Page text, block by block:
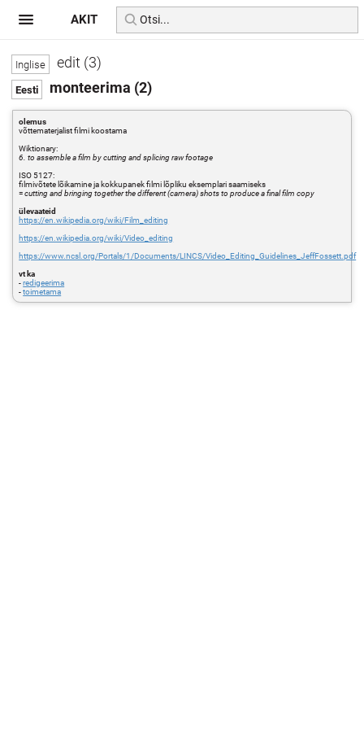
edit (3)
monteerima (2)
olemus
võttematerjalist filmi koostama
Wiktionary:
6. to assemble a film by cutting and splicing raw footage
ISO 5127:
filmivõtete lõikamine ja kokkupanek filmi lõpliku eksemplari saamiseks
=cutting and bringing together the different (camera) shots to produce a final film copy
ülevaateid
https://en.wikipedia.org/wiki/Film_editing
https://en.wikipedia.org/wiki/Video_editing
https://www.ncsl.org/Portals/1/Documents/LINCS/Video_Editing_Guidelines_JeffFossett.pdf
vt ka
-redigeerima
-toimetama
AKIT